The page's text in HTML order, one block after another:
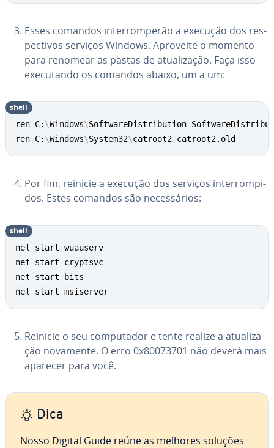
Esses comandos in­ter­rom­pe­rão a execução dos res­
pec­ti­vos serviços Windows. Aproveite o momento
para renomear as pastas de atu­a­li­za­ção. Faça isso
exe­cu­tando os comandos abaixo, um a um:
ren C: \Windows\SoftwareDistribution
ren C: \Windows\System32\catroot2 catroot2.old
shell
Por fim, reinicie a execução dos serviços in­ter­rom­pi­
dos. Estes comandos são ne­ces­sá­rios:
net start wuauserv
net start cryptsvc
net start bits
net start msiserver
shell
Reinicie o seu com­pu­ta­dor e tente realize a atu­a­li­za­
ção novamente. O erro 0x80073701 não deverá mais
aparecer para você.
Dica
Nosso Digital Guide reúne as melhores soluções